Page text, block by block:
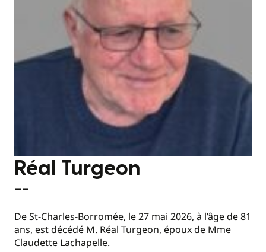
Réal Turgeon
—–
De St-Charles-Borromée, le 27 mai 2026, à l’âge de 81
ans, est décédé M. Réal Turgeon, époux de Mme
Claudette Lachapelle.